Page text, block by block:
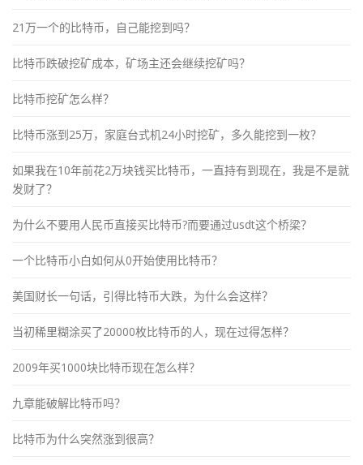
21万一个的比特币，自己能挖到吗？
比特币跌破挖矿成本，矿场主还会继续挖矿吗？
比特币挖矿怎么样？
比特币涨到25万，家庭台式机24小时挖矿，多久能挖到一枚？
如果我在10年前花2万块钱买比特币，一直持有到现在，我是不是就
发财了？
为什么不要用人民币直接买比特币?而要通过usdt这个桥梁？
一个比特币小白如何从0开始使用比特币？
美国财长一句话，引得比特币大跌，为什么会这样？
当初稀里糊涂买了20000枚比特币的人，现在过得怎样？
2009年买1000块比特币现在怎么样？
九章能破解比特币吗？
比特币为什么突然涨到很高？